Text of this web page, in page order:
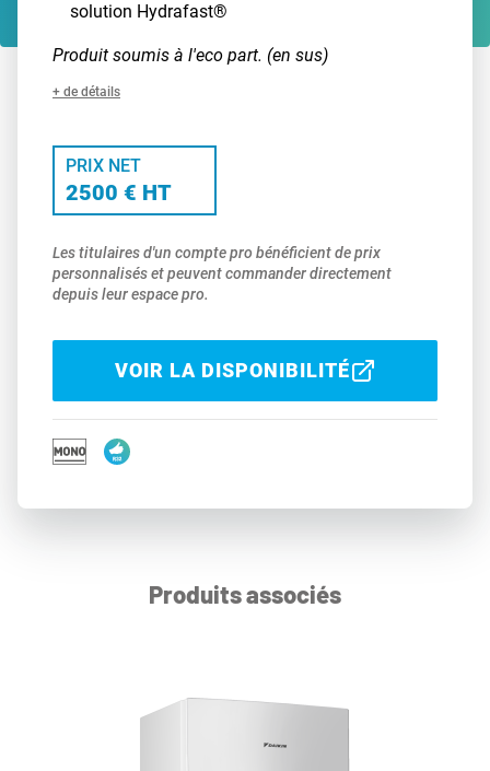
solution Hydrafast®
Produit soumis à l'eco part. (en sus)
+ de détails
PRIX NET
2500 € HT
Les titulaires d'un compte pro bénéficient de prix
personnalisés et peuvent commander directement
depuis leur espace pro.
VOIR LA DISPONIBILITÉ
Produits associés